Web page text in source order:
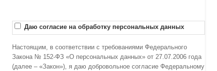
Даю согласие на обработку персональных данных
Настоящим, в соответствии с требованиями Федерального
Закона № 152-ФЗ «О персональных данных» от 27.07.2006 года
(далее – «Закон»), я даю добровольное согласие Федеральному